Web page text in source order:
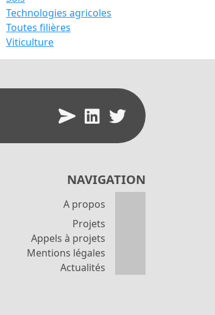
Technologies agricoles
Toutes filières
Viticulture
NAVIGATION
A propos
Projets
Appels à projets
Mentions légales
Actualités